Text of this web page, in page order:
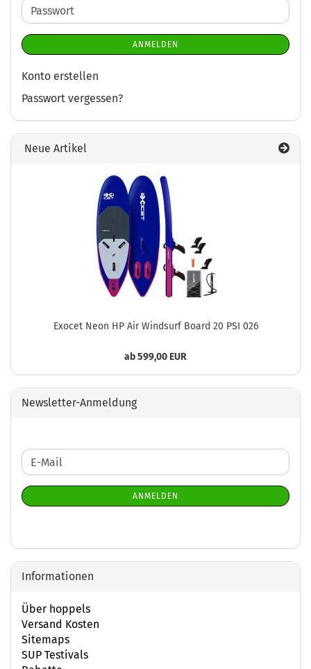
Adresse
Passwort
ANMELDEN
Konto erstellen
Passwort vergessen?
Neue Artikel
Exocet Neon HP Air Windsurf Board 20 PSI 026
ab 599,00 EUR
Newsletter-Anmeldung
WEITER
ZUR
NEWSLETTER-
ANMELDUNG
E-
Mail
ANMELDEN
Informationen
Über hoppels
Versand Kosten
Sitemaps
SUP Testivals